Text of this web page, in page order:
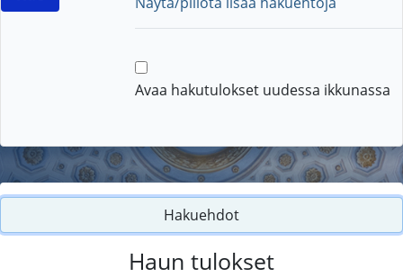
Avaa hakutulokset uudessa ikkunassa
Hakuehdot
Haun tulokset